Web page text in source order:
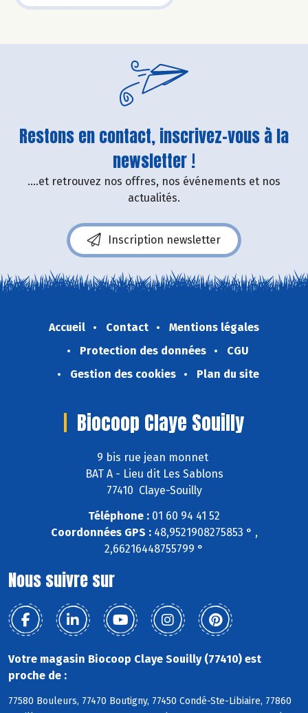
Restons en contact, inscrivez-vous à la
newsletter !
....et retrouvez nos offres, nos événements et nos
actualités.
Inscription newsletter
Accueil Contact
Mentions légales
Protection des données
CGU
Gestion des cookies
Plan du site
Biocoop Claye Souilly
9 bis rue jean monnet
BAT A - Lieu dit Les Sablons
77410 Claye-Souilly
Téléphone : 01 60 94 41 52
Coordonnées GPS :48,9521908275853 ° ,
2,66216448755799 °
Nous suivre sur
Votre magasin Biocoop Claye Souilly (77410) est
proche de :
77580 Bouleurs, 77470 Boutigny, 77450 Condé-Ste-Libiaire, 77860